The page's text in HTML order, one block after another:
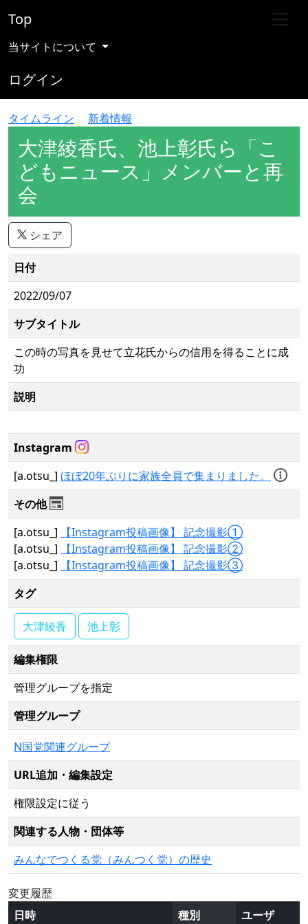
Top
当サイトについて
ログイン
タイムライン 新着情報
大津綾香氏、池上彰氏ら「こ
どもニュース」メンバーと再
会
シェア
日付
2022/09/07
サブタイトル
この時の写真を見せて立花氏からの信用を得ることに成
功
説明
Instagram
[a.otsu_] ほぼ20年ぶりに家族全員で集まりました。
その他
[a.otsu_]
【Instagram投稿画像】 記念撮影①
[a.otsu_]
【Instagram投稿画像】 記念撮影②
[a.otsu_]
【Instagram投稿画像】 記念撮影③
タグ
大津綾香 池上彰
編集権限
管理グループを指定
管理グループ
N国党関連グループ
URL追加・編集設定
権限設定に従う
関連する人物・団体等
みんなでつくる党（みんつく党）の歴史
変更履歴
日時
種別 ユーザ